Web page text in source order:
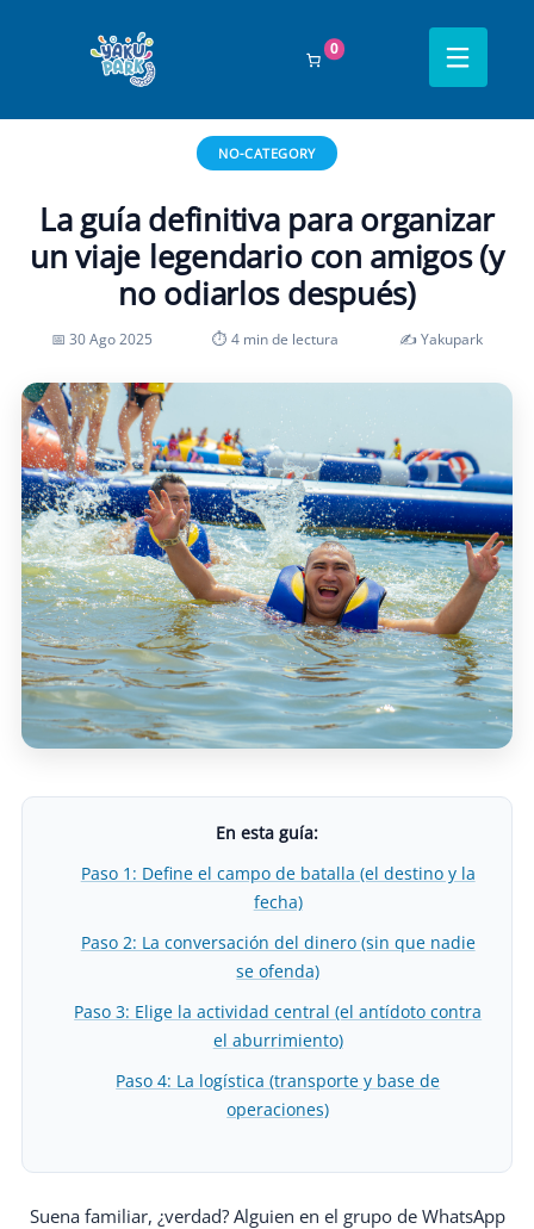
0
Blog›no-category
La guía definitiva para organizar un viaje
legendario con amigos (y no odiarlos después)
NO-CATEGORY
La guía definitiva para organizar
un viaje legendario con amigos (y
no odiarlos después)
📅 30 Ago 2025 ⏱ 4 min de lectura ✍️ Yakupark
En esta guía:
Paso 1: Define el campo de batalla (el destino y la
fecha)
Paso 2: La conversación del dinero (sin que nadie
se ofenda)
Paso 3: Elige la actividad central (el antídoto contra
el aburrimiento)
Paso 4: La logística (transporte y base de
operaciones)
Suena familiar, ¿verdad? Alguien en el grupo de WhatsApp